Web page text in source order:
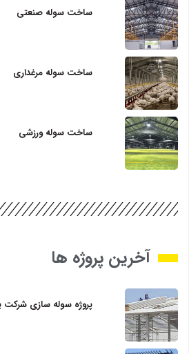
ساخت سوله صنعتی
ساخت سوله مرغداری
ساخت سوله ورزشی
آخرین پروژه ها
پروژه سوله سازی شرکت